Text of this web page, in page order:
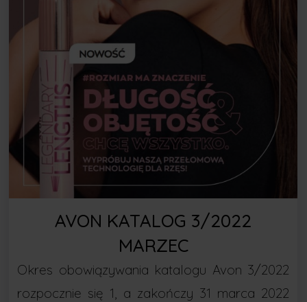
AVON KATALOG 3/2022
MARZEC
Okres obowiązywania katalogu Avon 3/2022
rozpocznie się 1, a zakończy 31 marca 2022